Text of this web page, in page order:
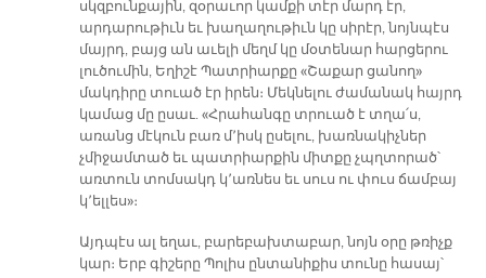
սկզբունքային, զօրաւոր կամքի տէր մարդ էր,
արդարութիւն եւ խաղաղութիւն կը սիրէր, նոյնպէս
մայրդ, բայց ան աւելի մեղմ կը մօտենար հարցերու
լուծումին, Եղիշէ Պատրիարքը «Շաքար ցանող»
մակդիրը տուած էր իրեն։ Մեկնելու ժամանակ հայրդ
կամաց մը ըսաւ. «Հրահանգը տրուած է տղա՛ս,
առանց մէկուն բառ մ՚իսկ ըսելու, խառնակիչներ
չմիջամտած եւ պատրիարքին միտքը չպղտորած՝
առտուն տոմսակդ կ՚առնես եւ սուս ու փուս ճամբայ
կ՚ելլես»։
Այդպէս ալ եղաւ, բարեբախտաբար, նոյն օրը թռիչք
կար։ Երբ գիշերը Պոլիս ընտանիքիս տունը հասայ՝